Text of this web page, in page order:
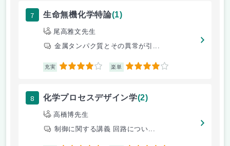
7 生命無機化学特論(1)
尾高雅文先生
金属タンパク質とその異常が引...
充実 4 楽単 4
8 化学プロセスデザイン学(2)
高橋博先生
制御に関する講義 回路につい...